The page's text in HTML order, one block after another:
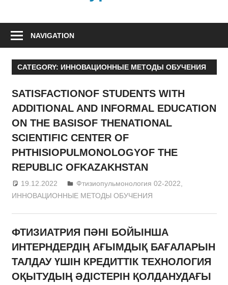
NAVIGATION
CATEGORY: ИННОВАЦИОННЫЕ МЕТОДЫ ОБУЧЕНИЯ
SATISFACTIONOF STUDENTS WITH
ADDITIONAL AND INFORMAL EDUCATION
ON THE BASISOF THENATIONAL
SCIENTIFIC CENTER OF
PHTHISIOPULMONOLOGYOF THE
REPUBLIC OFKAZAKHSTAN
19.12.2022 admin
Фтизиопульмонология 02-2022
ИННОВАЦИОННЫЕ МЕТОДЫ ОБУЧЕНИЯ
ФТИЗИАТРИЯ ПӘНІ БОЙЫНША
ИНТЕРНДЕРДІҢ АҒЫМДЫҚ БАҒАЛАРЫН
ТАЛДАУ ҮШІН КРЕДИТТІК ТЕХНОЛОГИЯ
ОҚЫТУДЫҢ ӘДІСТЕРІН ҚОЛДАНУДАҒЫ